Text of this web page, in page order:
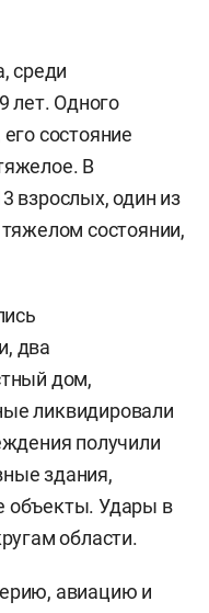
среди
лет. Одного
состояние
В
взрослых, один из
состоянии,
два
дом,
ликвидировали
получили
здания,
объекты. Удары в
области.
авиацию и